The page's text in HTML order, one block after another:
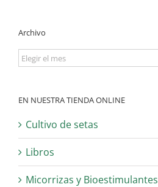
Archivo
Archivo
EN NUESTRA TIENDA ONLINE
Cultivo de setas
Libros
Micorrizas y Bioestimulantes